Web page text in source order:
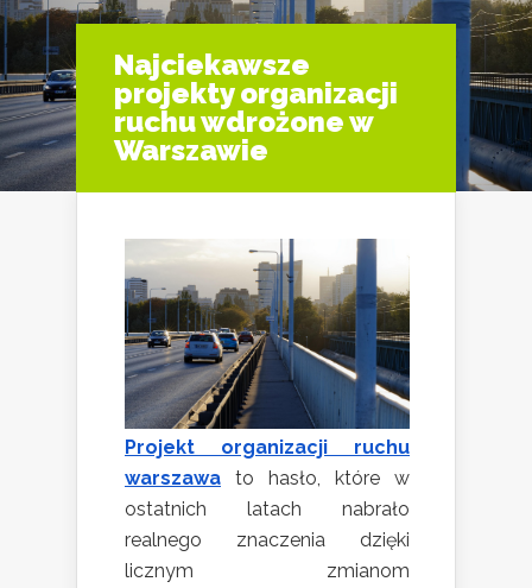
Najciekawsze
projekty organizacji
ruchu wdrożone w
Warszawie
Projekt organizacji ruchu
warszawa to hasło, które w
ostatnich latach nabrało
realnego znaczenia dzięki
licznym zmianom